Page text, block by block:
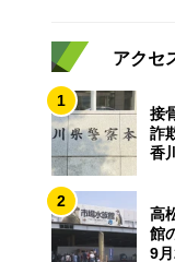
アクセ
1
接
詐
香
2
高
館
9